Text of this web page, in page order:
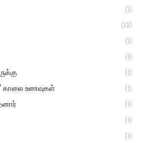
(1)
(13)
(1)
(1)
(1)
உணவுகள் (1)
(1)
(1)
(1)